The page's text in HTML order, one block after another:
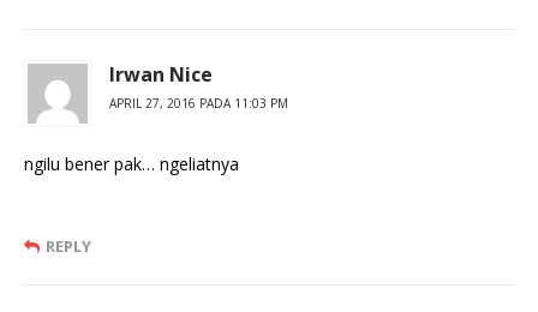
Irwan Nice
APRIL 27, 2016 PADA 11:03 PM
ngilu bener pak… ngeliatnya
REPLY